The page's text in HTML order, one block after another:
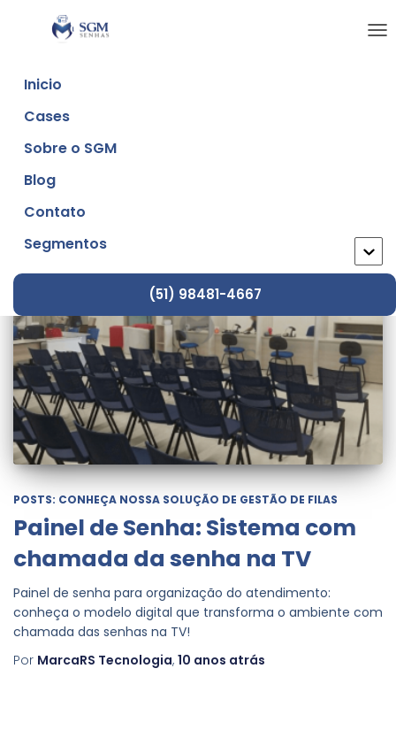
Inicio
Cases
Sobre o SGM
Blog
Contato
Segmentos
(51) 98481-4667
POSTS: CONHEÇA NOSSA SOLUÇÃO DE GESTÃO DE FILAS
Painel de Senha: Sistema com
chamada da senha na TV
Painel de senha para organização do atendimento:
conheça o modelo digital que transforma o ambiente com
chamada das senhas na TV!
Por MarcaRS Tecnologia, 10 anos atrás